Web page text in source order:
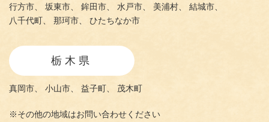
行方市、
坂東市、 鉾田市、 水戸市、 美浦村、
結城市、
八千代町、
那珂市、 ひたちなか市
栃木県
真岡市、 小山市、 益子町、 茂木町
※その他の地域はお問い合わせください